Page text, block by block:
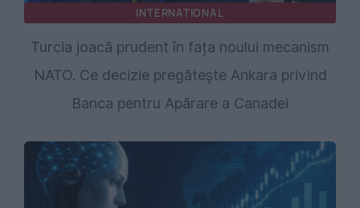
INTERNATIONAL
Turcia joacă prudent în fața noului mecanism
NATO. Ce decizie pregătește Ankara privind
Banca pentru Apărare a Canadei